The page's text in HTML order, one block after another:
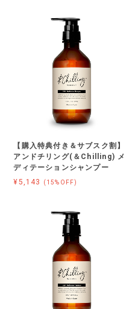
【購入特典付き＆サブスク割】
アンドチリング(＆Chilling) メ
ディテーションシャンプー
¥5,143
(15%OFF)